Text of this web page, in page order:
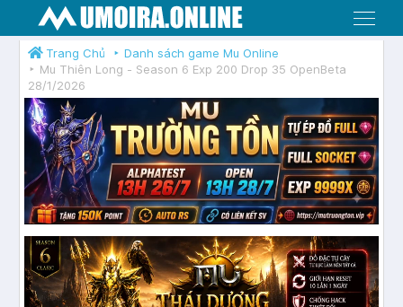
Menu
Trang Chủ
Danh sách game Mu Online
Mu Thiên Long - Season 6 Exp 200 Drop 35 OpenBeta
28/1/2026